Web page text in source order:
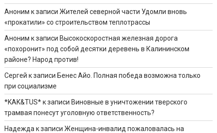
Аноним к записиЖителей северной части Удомли вновь
«прокатили» со строительством теплотрассы
Аноним к записи Высокоскоростная железная дорога
«похоронит» под собой десятки деревень в Калининском
районе? Народ против!
Сергей к записи Бенес Айо. Полная победа возможна только
при социализме
*KAK&TUS*к записи Виновные в уничтожении тверского
трамвая понесут уголовную ответственность?
Надежда к записиЖенщина-инвалид пожаловалась на